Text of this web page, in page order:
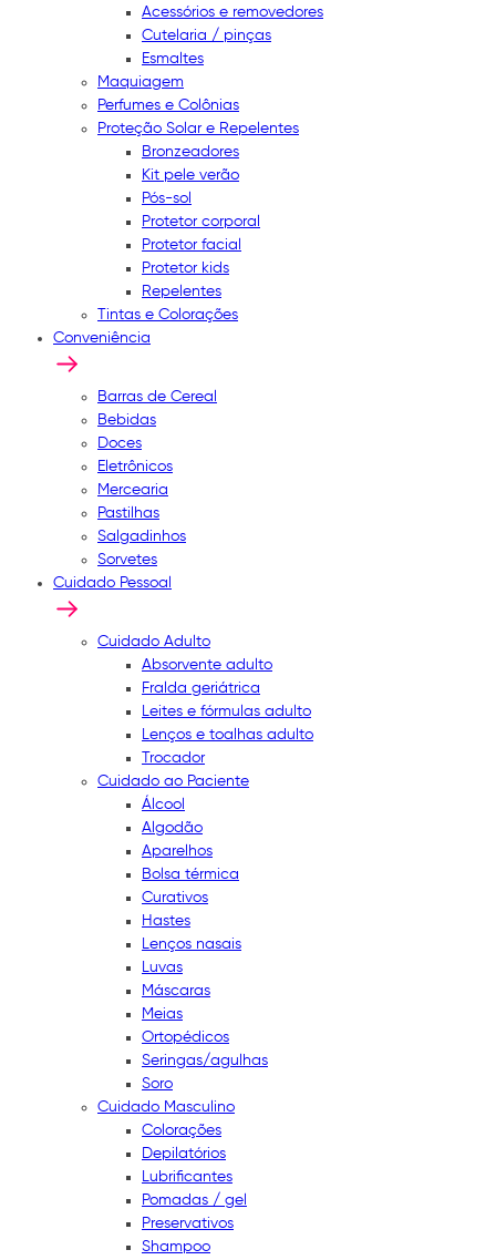
Acessórios e removedores
Cutelaria / pinças
Esmaltes
Maquiagem
Perfumes e Colônias
Proteção Solar e Repelentes
Bronzeadores
Kit pele verão
Pós-sol
Protetor corporal
Protetor facial
Protetor kids
Repelentes
Tintas e Colorações
Conveniência
Barras de Cereal
Bebidas
Doces
Eletrônicos
Mercearia
Pastilhas
Salgadinhos
Sorvetes
Cuidado Pessoal
Cuidado Adulto
Absorvente adulto
Fralda geriátrica
Leites e fórmulas adulto
Lenços e toalhas adulto
Trocador
Cuidado ao Paciente
Álcool
Algodão
Aparelhos
Bolsa térmica
Curativos
Hastes
Lenços nasais
Luvas
Máscaras
Meias
Ortopédicos
Seringas/agulhas
Soro
Cuidado Masculino
Colorações
Depilatórios
Lubrificantes
Pomadas / gel
Preservativos
Shampoo